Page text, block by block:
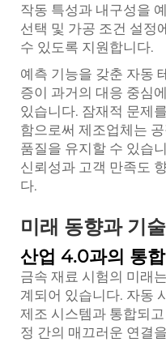
작동 특성과 내구성을
선택 및 가공 조건 설정
수 있도록 지원합니다.
예측 기능을 갖춘 자동
증이 과거의 대응 중심
있습니다. 잠재적 문제
함으로써 제조업체는
품질을 유지할 수 있습
신뢰성과 고객 만족도
다.
미래 동향과 기
산업 4.0과의 통합
금속 재료 시험의 미래
계되어 있습니다. 자동
제조 시스템과 통합되
정 간의 매끄러운 연결